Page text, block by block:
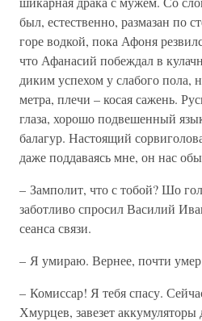
был, естественно, размазан по
горе водкой, пока Афоня
что Афанасий побеждал в
диким успехом у слабого пола,
метра, плечи – косая сажень.
глаза, хорошо подвешенный
балагур. Настоящий
даже поддаваясь мне, он нас
– Замполит, что с тобой? Шо
заботливо спросил Василий
сеанса связи.
– Я умираю. Вернее, почти
– Комиссар! Я тебя спасу.
Хмурцев, завезет